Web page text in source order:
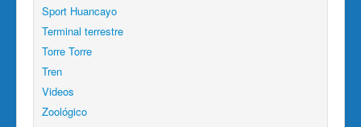
Sport Huancayo
Terminal terrestre
Torre Torre
Tren
Videos
Zoológico